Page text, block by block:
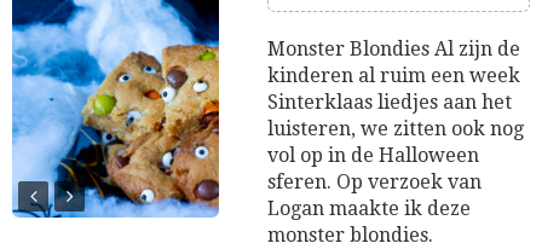
Monster Blondies Al zijn de
kinderen al ruim een week
Sinterklaas liedjes aan het
luisteren, we zitten ook nog
vol op in de Halloween
sferen. Op verzoek van
Logan maakte ik deze
monster blondies.